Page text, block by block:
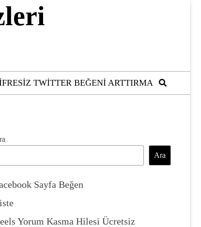
TWITTER BEĞENI ARTTIRMA
Ara
Sayfa Beğen
Yorum Kasma Hilesi Ücretsiz